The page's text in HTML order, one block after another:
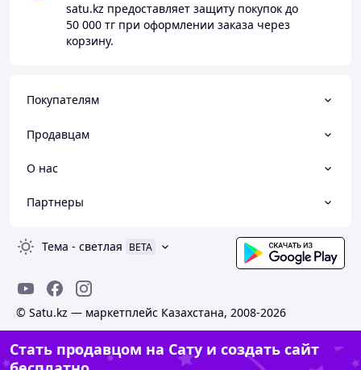
satu.kz предоставляет защиту покупок до
50 000 тг при оформлении заказа через
корзину.
Покупателям
Продавцам
О нас
Партнеры
Тема - светлая BETA
© Satu.kz — маркетплейс Казахстана, 2008-2026
Стать продавцом на Сату и создать сайт